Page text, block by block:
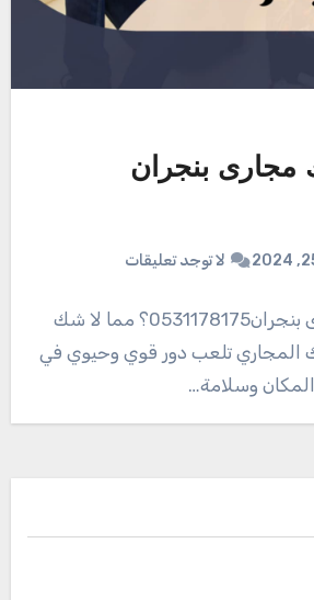
مجارى بنجران
لا توجد تعليقات
شركة تسليك مجارى بنجران0531178175؟ مما لا شك
المجاري تلعب دور قوي وحيوي في
وسلامة…